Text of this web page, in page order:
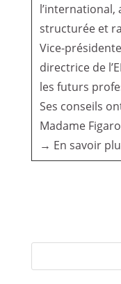
l’international,
structurée et
Vice-présidente
directrice de
les futurs
Ses conseils
Madame
→ En savoir